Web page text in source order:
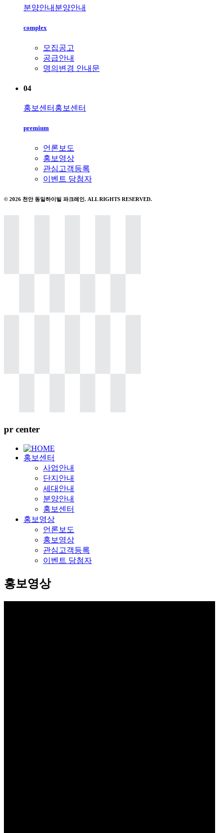
분양안내 분양안내
complex
모집공고
공급안내
명의변경 안내문
04
홍보센터 홍보센터
premium
언론보도
홍보영상
관심고객등록
이벤트 당첨자
© 2026 천안 동일하이빌 파크레인. ALL RIGHTS RESERVED.
pr center
홍보센터
사업안내
단지안내
세대안내
분양안내
홍보센터
홍보영상
언론보도
홍보영상
관심고객등록
이벤트 당첨자
홍보영상